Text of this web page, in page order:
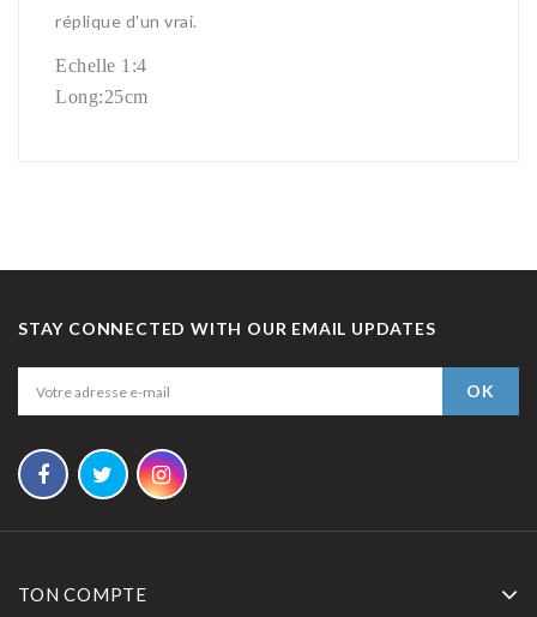
réplique d'un vrai.
Echelle 1:4
Long:25cm
STAY CONNECTED WITH OUR EMAIL UPDATES
TON COMPTE